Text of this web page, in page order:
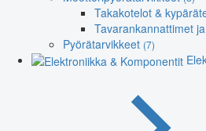
Takakotelot &
Tavarankannattimet
Pyörätarvikkeet (7)